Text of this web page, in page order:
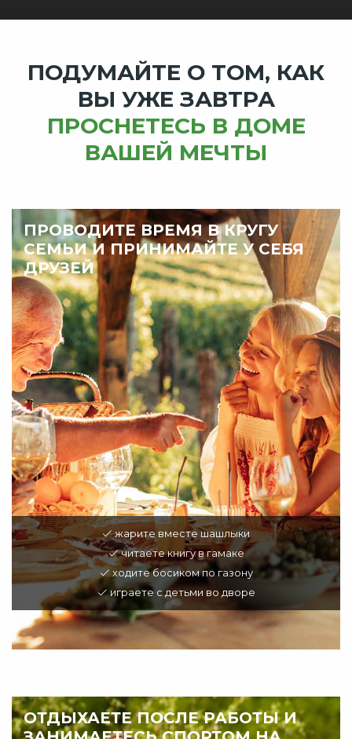
ПОДУМАЙТЕ О ТОМ, КАК
ВЫ УЖЕ ЗАВТРА
ПРОСНЕТЕСЬ В ДОМЕ
ВАШЕЙ МЕЧТЫ
ПРОВОДИТЕ ВРЕМЯ В КРУГУ
СЕМЬИ И ПРИНИМАЙТЕ У СЕБЯ
ДРУЗЕЙ
жарите вместе шашлыки
читаете книгу в гамаке
ходите босиком по газону
играете с детьми во дворе
ОТДЫХАЕТЕ ПОСЛЕ РАБОТЫ И